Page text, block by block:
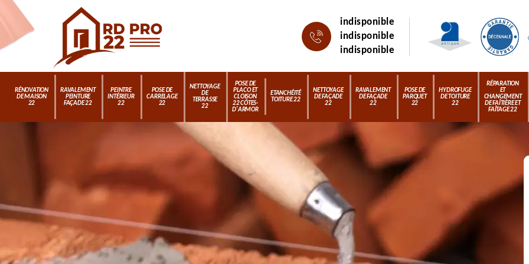
indisponible
indisponible
indisponible
RÉNOVATION
DE MAISON
22
RAVALEMENT
PEINTURE
FAÇADE 22
PEINTRE
INTÉRIEUR
22
POSE DE
CARRELAGE
22
NETTOYAGE
DE
TERRASSE
22
POSE DE
PLACO ET
CLOISON
22 CÔTES-
D'ARMOR
ETANCHÉITÉ
TOITURE 22
NETTOYAGE
DE FAÇADE
22
RAVALEMENT
DE FAÇADE
22
POSE DE
PARQUET
22
HYDROFUGE
DE TOITURE
22
RÉPARATION
ET
CHANGEMENT
DE FAÎTIÈRE ET
FAÎTAGE 22